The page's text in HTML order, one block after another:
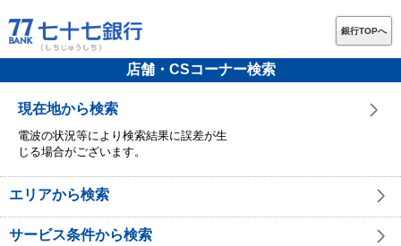
銀行TOPへ
店舗・CSコーナー検索
現在地から検索
電波の状況等により検索結果に誤差が生
じる場合がございます。
エリアから検索
サービス条件から検索